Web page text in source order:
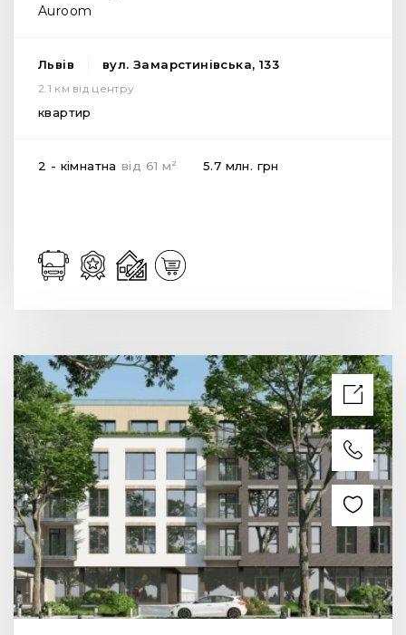
Auroom
Львів вул. Замарстинівська, 133
2.1 км від центру
квартир
2 - кімнатна від 61 м 2 5.7 млн. грн